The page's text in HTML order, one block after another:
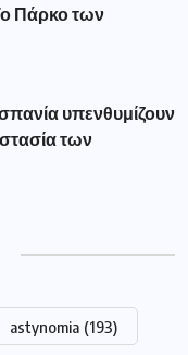
Πάρκο των
υπενθυμίζουν
των
astynomia (193)